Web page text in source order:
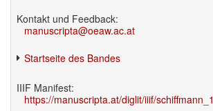
Kontakt und Feedback:
manuscripta@oeaw.ac.at
Startseite des Bandes
IIIF Manifest:
https://manuscripta.at/diglit/iiif/